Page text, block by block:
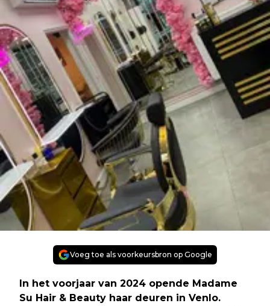
Voeg toe als voorkeursbron op Google
In het voorjaar van 2024 opende Madame
Su Hair & Beauty haar deuren in Venlo.